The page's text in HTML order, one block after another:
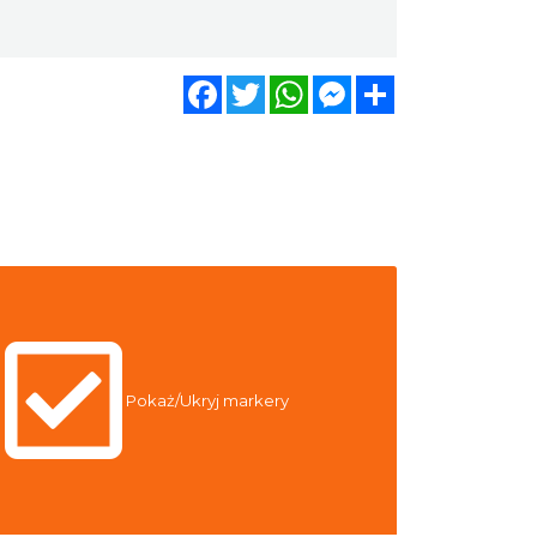
FacebookTwitterWhatsAppMessenger
Pokaż/Ukryj markery